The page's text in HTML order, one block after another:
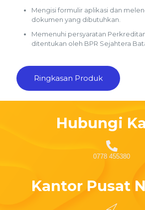
Mengisi formulir aplikasi dan
dokumen yang dibutuhkan.
Memenuhi persyaratan
ditentukan oleh BPR Sejahtera
Ringkasan Produk
Hubungi
0778 455380
Kantor Pusat